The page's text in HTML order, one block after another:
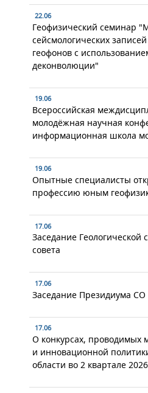
22.06
Геофизический семинар
сейсмологических
геофонов с
деконволюции"
19.06
Всероссийская
молодёжная научная
информационная школа
19.06
Опытные специалисты
профессию юным
17.06
Заседание Геологической
совета
17.06
Заседание Президиума СО
17.06
О конкурсах, проводимых
и инновационной
области во 2 квартале